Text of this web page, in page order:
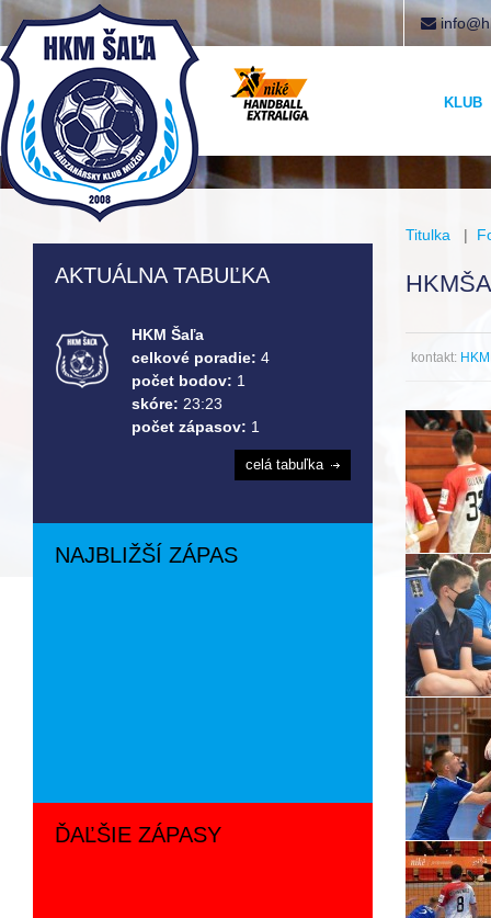
KLUB
Titulka |
kontakt:
AKTUÁLNA TABUĽKA
HKM Šaľa
celkové poradie: 4
počet bodov: 1
skóre: 23:23
počet zápasov: 1
celá tabuľka
NAJBLIŽŠÍ ZÁPAS
ĎAĽŠIE ZÁPASY